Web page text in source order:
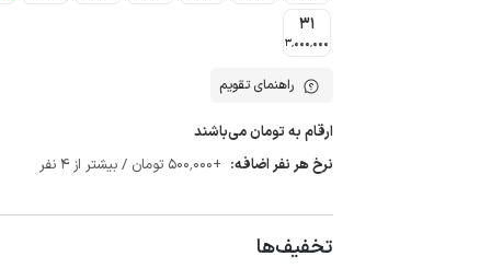
31
3٬000٬000
راهنمای تقویم
ارقام به تومان می‌باشند
نرخ هر نفر اضافه: +500٬000 تومان / بیشتر از 4 نفر
تخفیف‌ها